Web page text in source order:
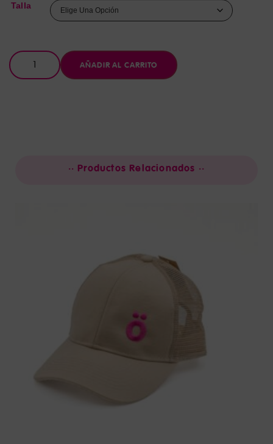
Talla
AÑADIR AL CARRITO
·· Productos Relacionados ··